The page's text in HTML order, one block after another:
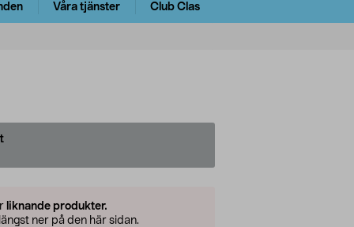
Våra tjänster Club Clas
liknande produkter.
ner på den här sidan.